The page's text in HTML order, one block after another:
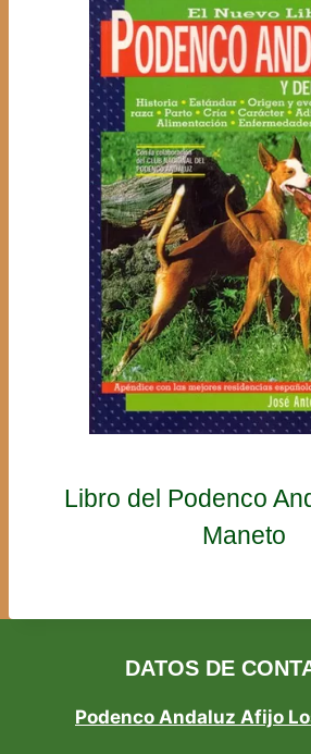
Libro del Podenco
Maneto
DATOS DE
Podenco Andaluz Afijo